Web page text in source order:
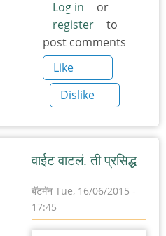
स्वच्छ
by
अनु
राव
Log in
or
register
to
post comments
Like
Dislike
वाईट वाटलं. ती प्रसिद्ध
बॅटमॅन Tue, 16/06/2015 -
17:45
In